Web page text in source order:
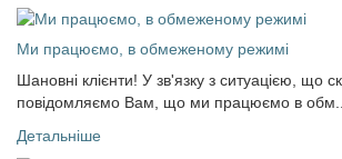
Ми працюємо, в обмеженому режимі
Шановні клієнти! У зв'язку з ситуацією, що
повідомляємо Вам, що ми працюємо в обм..
Детальніше